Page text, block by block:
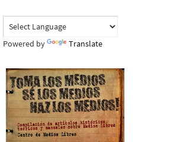
Powered by Translate